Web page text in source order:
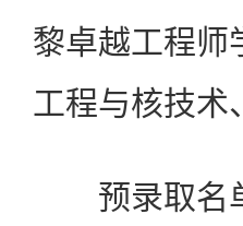
黎卓越工程师
工程与核技术
预录取名单